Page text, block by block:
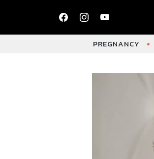
PREGNANCY